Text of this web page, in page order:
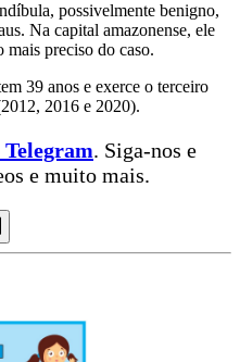
possivelmente benigno,
Na capital amazonense, ele
mais preciso do caso.
39 anos e exerce o terceiro
2016 e 2020).
Telegram. Siga-nos e
e muito mais.